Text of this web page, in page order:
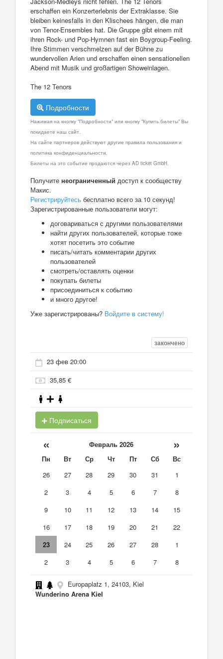
erschaffen ein Konzerterlebnis der Extraklasse. Sie
bleiben keinesfalls in den Klischees hängen, die man
von Tenor-Ensembles hat. Die Gruppe gibt einem mit
ihren Rock- und Pop-Hymnen fast ein Boygroup-Feeling.
Ihre Stimmen verschmelzen auf der Bühne zu
wundervollen Arien und erschaffen einen sensationellen
Abend mit Musik und großartigen Showeinlagen.
The 12 Tenors
Подробности
Нажимая на кнопку "Подробности" или кнопку "Купить билеты" Вы
покидаете наш сайт.
На сайте партнеров действуют другие правила пользования и
политика конфиденциальности.
Билеты на это событие продаются через AD ticket GmbH.
Получите неограниченный доступ к сообществу
Макис.
Регистрируйтесь бесплатно всего за 10 секунд!
Зарегистрированные пользователи могут:
договариваться с другими пользователями
найти других пользователей, которые тоже
хотят посетить это событие
писать/читать комментарии других
пользователей
смотреть/оставлять оценки
покупать билеты
присоединиться к событию
и много другое!
Уже зарегистрированы? Войдите в систему!
закончено
23 фев 20:00
35,85 €
Подписаться
« Февраль 2026 »
Пн Вт Ср Чт Пт Сб
Вс
26
27 28 29 30 31
1
2
3 4 5 6 7
8
9
10 11 12 13 14
15
16
17 18 19 20 21
22
23
24 25 26 27 28
1
2
3 4 5 6 7 8
Europaplatz 1, 24103, Kiel
Wunderino Arena Kiel